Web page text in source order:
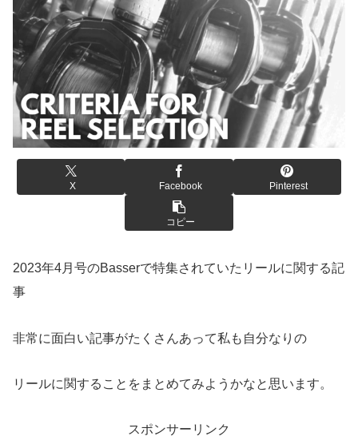
X Facebook Pinterest
コピー
2023年4月号のBasserで特集されていたリールに関する記
事
非常に面白い記事がたくさんあって私も自分なりの
リールに関することをまとめてみようかなと思います。
スポンサーリンク